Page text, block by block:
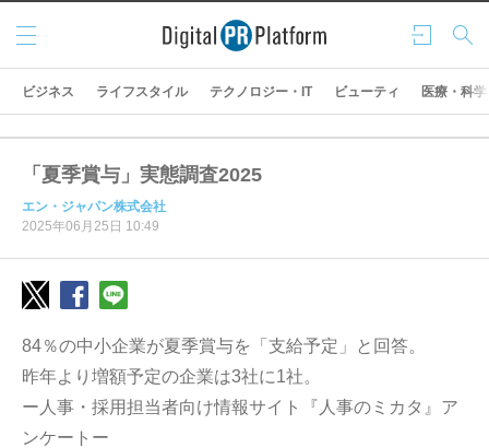
ログ
イン
検索
メニ
ュー
ビジネス ライフスタイル テクノロジー・IT ビューティ 医療・科学
「夏季賞与」実態調査2025
エン・ジャパン株式会社
2025年06月25日 10:49
84％の中小企業が夏季賞与を「支給予定」と回答。
昨年より増額予定の企業は3社に1社。
ー人事・採用担当者向け情報サイト『人事のミカタ』ア
ンケートー